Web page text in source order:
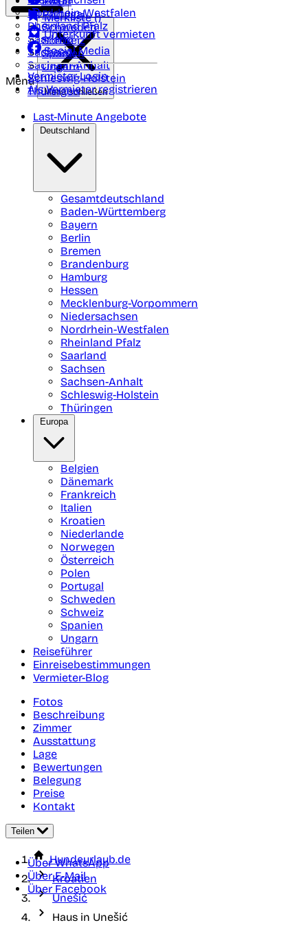
Nordrhein-Westfalen
Rheinland Pfalz
Saarland
Sachsen
Sachsen-Anhalt
Schleswig-Holstein
Thüringen
Portugal
Schweden
Schweiz
Spanien
Ungarn
Merkliste ()
Unterkunft vermieten
Social Media
Vermieter-Login
Als Vermieter registrieren
Menü
Menü schließen
Last-Minute Angebote
Deutschland
Gesamtdeutschland
Baden-Württemberg
Bayern
Berlin
Bremen
Brandenburg
Hamburg
Hessen
Mecklenburg-Vorpommern
Niedersachsen
Nordrhein-Westfalen
Rheinland Pfalz
Saarland
Sachsen
Sachsen-Anhalt
Schleswig-Holstein
Thüringen
Europa
Belgien
Dänemark
Frankreich
Italien
Kroatien
Niederlande
Norwegen
Österreich
Polen
Portugal
Schweden
Schweiz
Spanien
Ungarn
Reiseführer
Einreisebestimmungen
Vermieter-Blog
Fotos
Beschreibung
Zimmer
Ausstattung
Lage
Bewertungen
Belegung
Preise
Kontakt
Teilen
Über WhatsApp
Über E-Mail
Über Facebook
Hundeurlaub.de
Kroatien
Unešić
Haus in Unešić